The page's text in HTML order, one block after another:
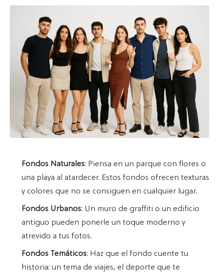
Fondos Naturales: Piensa en un parque con flores o
una playa al atardecer. Estos fondos ofrecen texturas
y colores que no se consiguen en cualquier lugar.
Fondos Urbanos: Un muro de graffiti o un edificio
antiguo pueden ponerle un toque moderno y
atrevido a tus fotos.
Fondos Temáticos: Haz que el fondo cuente tu
historia: un tema de viajes, el deporte que te